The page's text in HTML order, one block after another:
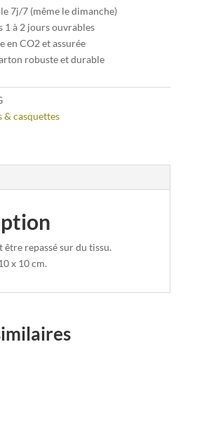
7j/7 (même le dimanche)
1 à 2 jours ouvrables
en CO2 et assurée
robuste et durable
& casquettes
être repassé sur du tissu.
x 10 cm.